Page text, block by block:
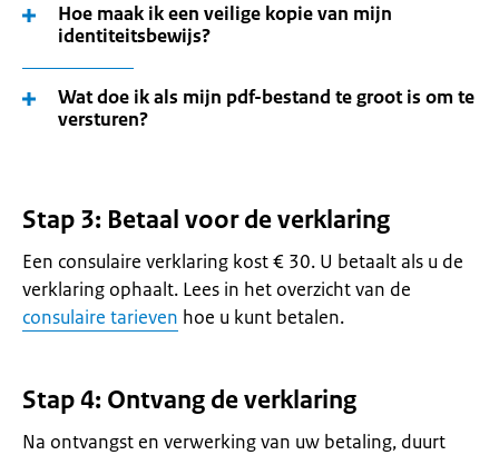
Hoe maak ik een veilige kopie van mijn
identiteitsbewijs?
Wat doe ik als mijn pdf-bestand te groot is om te
versturen?
Stap 3: Betaal voor de verklaring
Een consulaire verklaring kost € 30. U betaalt als u de
verklaring ophaalt. Lees in het overzicht van de
consulaire tarieven hoe u kunt betalen.
Stap 4: Ontvang de verklaring
Na ontvangst en verwerking van uw betaling, duurt